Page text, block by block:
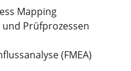
Mapping
und Prüfprozessen
(FMEA)